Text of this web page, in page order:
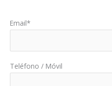
Email*
Teléfono / Móvil